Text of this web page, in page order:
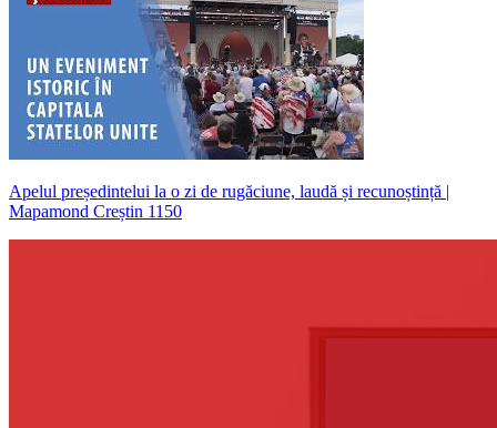
Apelul președintelui la o zi de rugăciune, laudă și recunoștință |
Mapamond Creștin 1150